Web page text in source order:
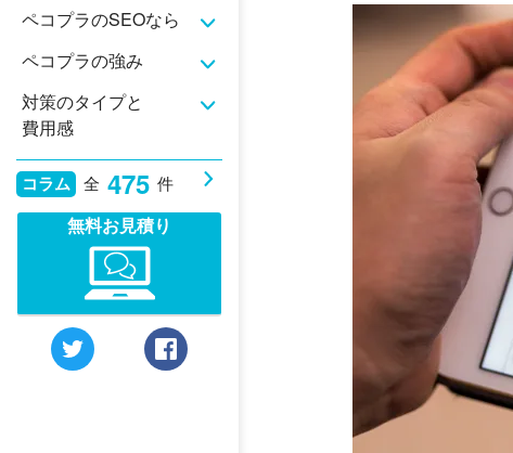
ペコプラのSEOなら
ペコプラの強み
対策のタイプと
費用感
コラム 全 475 件
無料お見積り